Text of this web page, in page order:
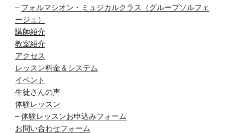
– フォルマシオン・ミュジカルクラス（グループソルフェ
ージュ）
講師紹介
教室紹介
アクセス
レッスン料金＆システム
イベント
生徒さんの声
体験レッスン
–体験レッスンお申込みフォーム
お問い合わせフォーム